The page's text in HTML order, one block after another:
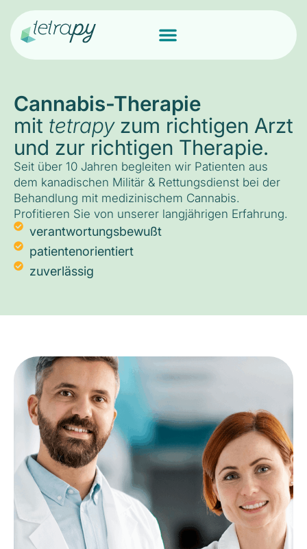
Cannabis-Therapie
mit tetrapyzum richtigen Arzt
und zur richtigen Therapie.
Seit über 10 Jahren begleiten wir Patienten aus
dem kanadischen Militär & Rettungsdienst bei der
Behandlung mit medizinischem Cannabis.
Profitieren Sie von unserer langjährigen Erfahrung.
verantwortungsbewußt
patientenorientiert
zuverlässig